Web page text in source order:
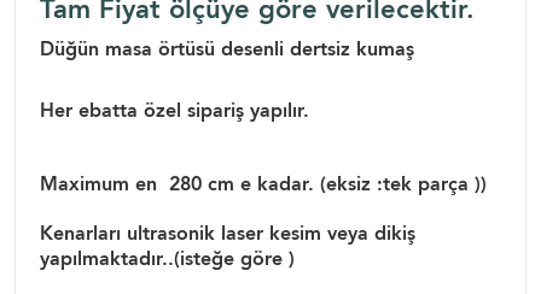
Tam Fiyat ölçüye göre verilecektir.
Düğün masa örtüsü desenli dertsiz kumaş
Her ebatta özel sipariş yapılır.
Maximum en 280 cm e kadar. (eksiz :tek parça ))
Kenarları ultrasonik laser kesim veya dikiş
yapılmaktadır..(isteğe göre )